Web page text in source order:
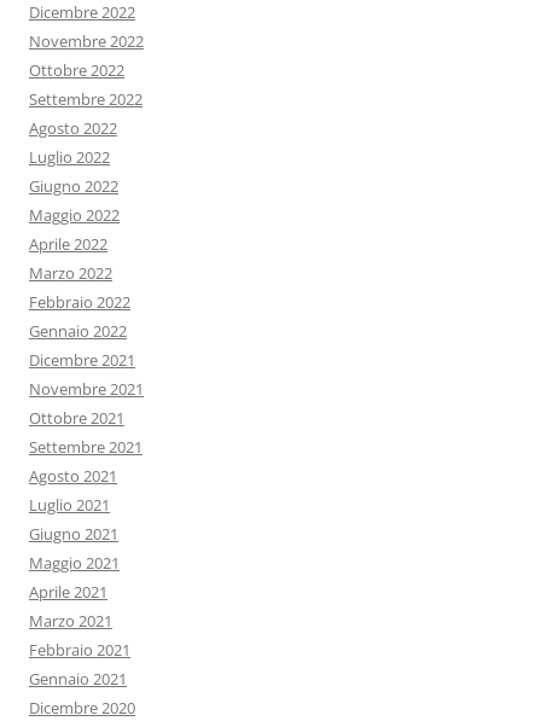
Dicembre 2022
Novembre 2022
Ottobre 2022
Settembre 2022
Agosto 2022
Luglio 2022
Giugno 2022
Maggio 2022
Aprile 2022
Marzo 2022
Febbraio 2022
Gennaio 2022
Dicembre 2021
Novembre 2021
Ottobre 2021
Settembre 2021
Agosto 2021
Luglio 2021
Giugno 2021
Maggio 2021
Aprile 2021
Marzo 2021
Febbraio 2021
Gennaio 2021
Dicembre 2020